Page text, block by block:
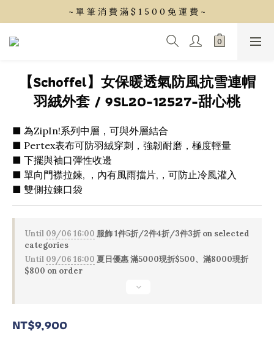
~ 單 筆 消 費 滿 $ 1 5 0 0 免 運 費 ~
~ 單 筆 消 費 滿 $ 1 5 0 0 免 運 費 ~
會 員 享 2% 點 數 回 饋 (1點=1元)
【Schoffel】女保暖透氣防風抗雪連帽
羽絨外套 / 9SL20-12527-甜心桃
■ 為ZipIn!系列中層，可與外層結合
■ Pertex表布可防羽絨穿刺，強韌耐磨，極度輕量
■ 下擺與袖口彈性收邊
■ 單向門襟拉鍊, ，內有風雨擋片,，可防止冷風灌入
■ 雙側拉鍊口袋
Until 09/06 16:00 服飾 1件5折/2件4折/3件3折 on selected
categories
Until 09/06 16:00 夏日優惠 滿5000現折$500、滿8000現折
$800 on order
NT$9,900